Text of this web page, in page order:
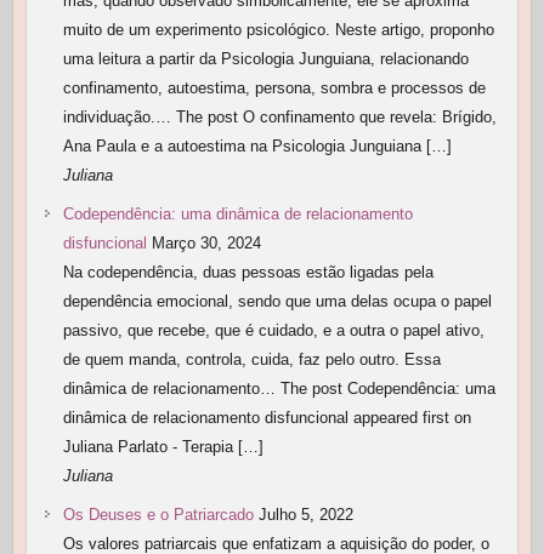
muito de um experimento psicológico. Neste artigo, proponho
uma leitura a partir da Psicologia Junguiana, relacionando
confinamento, autoestima, persona, sombra e processos de
individuação.… The post O confinamento que revela: Brígido,
Ana Paula e a autoestima na Psicologia Junguiana […]
Juliana
Codependência: uma dinâmica de relacionamento
disfuncional Março 30, 2024
Na codependência, duas pessoas estão ligadas pela
dependência emocional, sendo que uma delas ocupa o papel
passivo, que recebe, que é cuidado, e a outra o papel ativo,
de quem manda, controla, cuida, faz pelo outro. Essa
dinâmica de relacionamento… The post Codependência: uma
dinâmica de relacionamento disfuncional appeared first on
Juliana Parlato - Terapia […]
Juliana
Os Deuses e o Patriarcado Julho 5, 2022
Os valores patriarcais que enfatizam a aquisição do poder, o